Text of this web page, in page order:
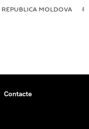
REPUBLICA MOLDOVA
Contacte